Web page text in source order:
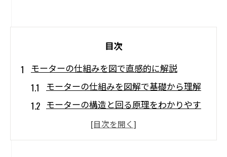
目次
モーターの仕組みを図で直感的に解説
モーターの仕組みを図解で基礎から理解
モーターの構造と回る原理をわかりやす
中学理科で学ぶモーターの仕組みの全体